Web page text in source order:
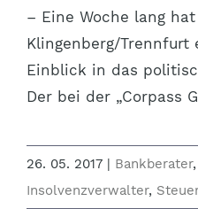
– Eine Woche lang
Klingenberg/Trennfurt
Einblick in das
Der bei der „Corpass
26. 05. 2017 | Bankberater,
Insolvenzverwalter,